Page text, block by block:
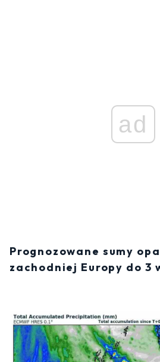
ad
Prognozowane sumy
zachodniej Europy do 3